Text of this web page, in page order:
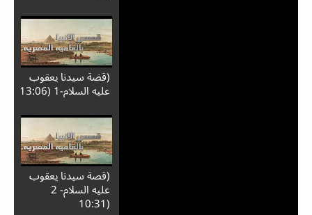
(قضة سيدنا يعقوب
عليه السلام-1 (13:06
(قصة سيدنا يعقوب
عليه السلام- 2
(10:31